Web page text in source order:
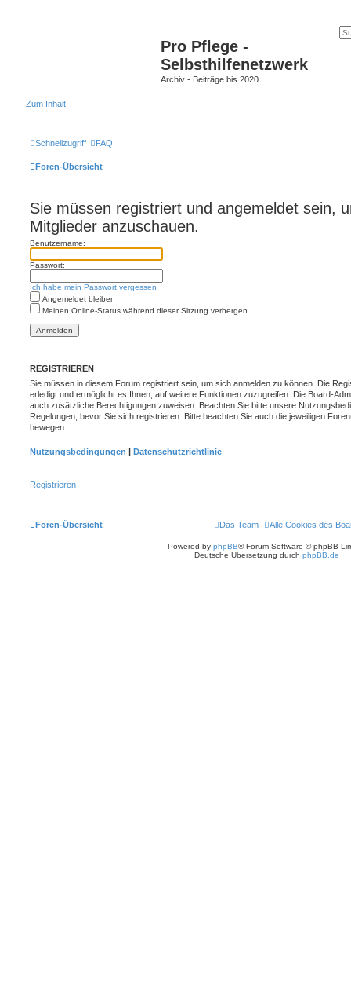
Pro Pflege -
Selbsthilfenetzwerk
Archiv - Beiträge bis 2020
Zum Inhalt
Schnellzugriff FAQ
Foren-Übersicht
Sie müssen registriert und angemeldet sein,
Mitglieder anzuschauen.
Benutzername:
Passwort:
Ich habe mein Passwort vergessen
Angemeldet bleiben
Meinen Online-Status während dieser Sitzung verbergen
REGISTRIEREN
Sie müssen in diesem Forum registriert sein, um sich anmelden zu können. Die
erledigt und ermöglicht es Ihnen, auf weitere Funktionen zuzugreifen. Die Board-
auch zusätzliche Berechtigungen zuweisen. Beachten Sie bitte unsere
Regelungen, bevor Sie sich registrieren. Bitte beachten Sie auch die jeweiligen
bewegen.
Nutzungsbedingungen | Datenschutzrichtlinie
Registrieren
Foren-Übersicht Alle Cookies des
Das Team
Powered by phpBB® Forum Software © phpBB
Deutsche Übersetzung durch phpBB.de